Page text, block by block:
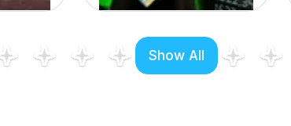
Show All